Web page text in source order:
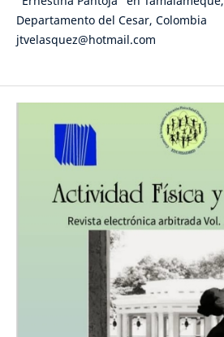
Departamento del Cesar, Colombia
jtvelasquez@hotmail.com